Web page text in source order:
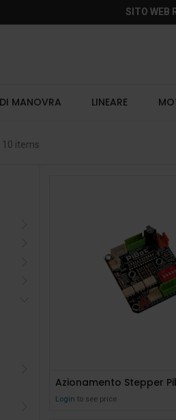
SITO WEB
MANOVRA LINEARE
10 items
Azionamento Stepper
Login to see price